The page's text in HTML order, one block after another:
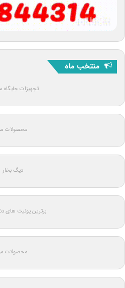
منتخب ماه
تجهیزات
محصولات
دیگ بخار
برترین یونیت های
محصولات